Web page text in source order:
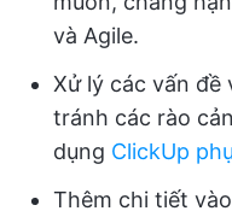
và Agile.
Xử lý các vấn
tránh các rào
dụng ClickUp
Thêm chi tiết